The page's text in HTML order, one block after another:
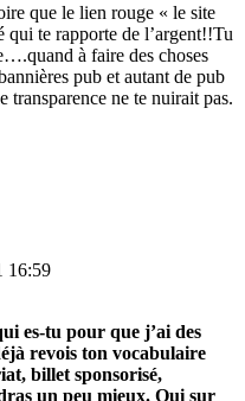
que le lien rouge « le site
te rapporte de l’argent!!Tu
à faire des choses
pub et autant de pub
transparence ne te nuirait pas.
16:59
es-tu pour que j’ai des
revois ton vocabulaire
billet sponsorisé,
un peu mieux. Oui sur